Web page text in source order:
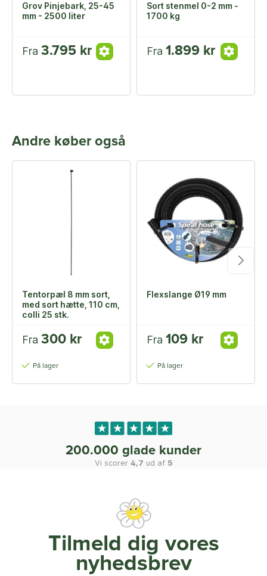
Grov Pinjebark, 25-45
mm - 2500 liter
Fra 3.795 kr
Sort stenmel 0-2 mm -
1700 kg
Fra 1.899 kr
Andre køber også
Tentorpæl 8 mm sort,
med sort hætte, 110 cm,
colli 25 stk.
Fra 300 kr
På lager
Flexslange Ø19 mm
Fra 109 kr
På lager
200.000 glade kunder
Vi scorer 4,7 ud af 5
Tilmeld dig vores
nyhedsbrev